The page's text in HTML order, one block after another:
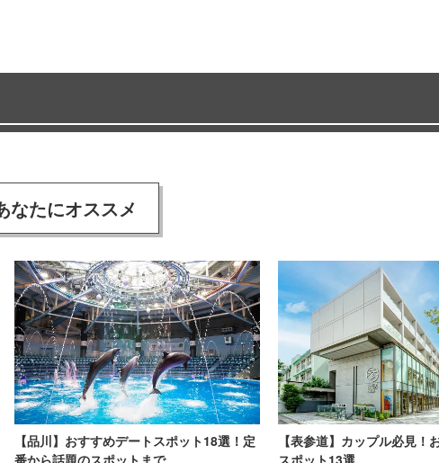
なたにオススメ
【品川】おすすめデートスポット18選！定
【表参道】カップル必見！